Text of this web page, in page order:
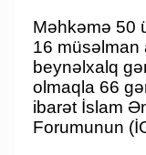
Məhkəmə 50
16 müsəlman
beynəlxalq
olmaqla 66
ibarət İslam
Forumunun